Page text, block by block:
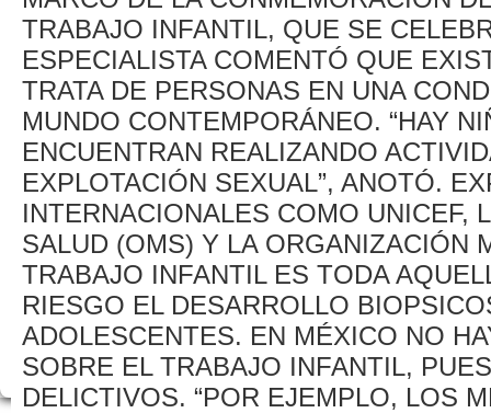
TRABAJO INFANTIL, QUE SE
ESPECIALISTA COMENTÓ QUE
TRATA DE PERSONAS EN UNA
MUNDO CONTEMPORÁNEO. “HAY
ENCUENTRAN REALIZANDO
EXPLOTACIÓN SEXUAL”, ANOTÓ.
INTERNACIONALES COMO UNICEF,
SALUD (OMS) Y LA ORGANIZACIÓN
TRABAJO INFANTIL ES TODA
RIESGO EL DESARROLLO
ADOLESCENTES. EN MÉXICO NO
SOBRE EL TRABAJO INFANTIL,
DELICTIVOS. “POR EJEMPLO, LOS